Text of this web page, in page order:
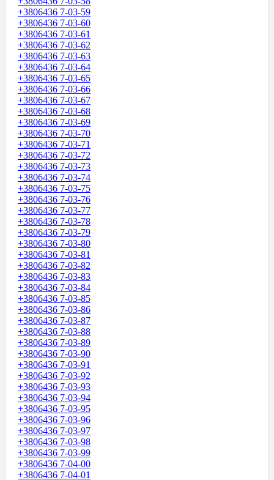
+3806436 7-03-59
+3806436 7-03-60
+3806436 7-03-61
+3806436 7-03-62
+3806436 7-03-63
+3806436 7-03-64
+3806436 7-03-65
+3806436 7-03-66
+3806436 7-03-67
+3806436 7-03-68
+3806436 7-03-69
+3806436 7-03-70
+3806436 7-03-71
+3806436 7-03-72
+3806436 7-03-73
+3806436 7-03-74
+3806436 7-03-75
+3806436 7-03-76
+3806436 7-03-77
+3806436 7-03-78
+3806436 7-03-79
+3806436 7-03-80
+3806436 7-03-81
+3806436 7-03-82
+3806436 7-03-83
+3806436 7-03-84
+3806436 7-03-85
+3806436 7-03-86
+3806436 7-03-87
+3806436 7-03-88
+3806436 7-03-89
+3806436 7-03-90
+3806436 7-03-91
+3806436 7-03-92
+3806436 7-03-93
+3806436 7-03-94
+3806436 7-03-95
+3806436 7-03-96
+3806436 7-03-97
+3806436 7-03-98
+3806436 7-03-99
+3806436 7-04-00
+3806436 7-04-01